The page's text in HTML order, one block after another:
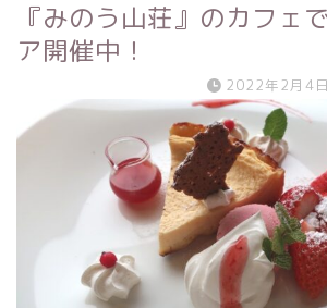
『みのう山荘』のカフェ
ア開催中！
2022年2月4日